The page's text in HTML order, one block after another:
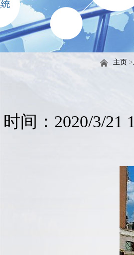
主页 >
时间：2020/3/21